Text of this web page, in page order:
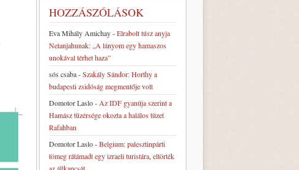
HOZZÁSZÓLÁSOK
Eva Mihály Amichay-Elrabolt túsz anyja
Netanjahunak: „A lányom egy hamaszos
unokával térhet haza”
sós csaba-Szakály Sándor: Horthy a
budapesti zsidóság megmentője volt
Domotor Laslo- Az IDF gyanúja szerint a
Hamász tüzérsége okozta a halálos tüzet
Rafahban
Domotor Laslo-Belgium: palesztinpárti
tömeg rátámadt egy izraeli turistára, eltörték